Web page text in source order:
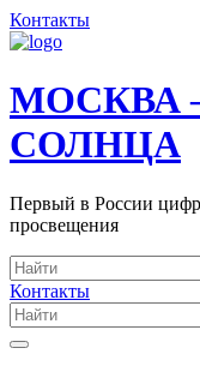
Контакты
МОСКВА
СОЛНЦА
Первый в России
просвещения
Контакты